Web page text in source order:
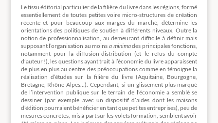
Le tissu éditorial particulier de la filière du livre dans les régions, formé
essentiellement de toutes petites voire micro-structures de création
récente et pour beaucoup aux marges du marché, détermine les
orientations des politiques de soutien à différents niveaux. Outre la
notion de professionnalisation, au demeurant difficile à définir mais
supposant l’organisation au moins a minimades principales fonctions,
notamment pour la diffusion-distribution (et le refus du compte
d’auteur !), les questions ayant trait à l’économie du livre apparaissent
de plus en plus au centre des préoccupations comme en témoigne la
réalisation d’études sur la filière du livre (Aquitaine, Bourgogne,
Bretagne, Rhône-Alpes…). Cependant, si un glissement plus marqué
de l’intervention publique sur le terrain de l’économie a semblé se
dessiner (par exemple avec un dispositif d’aides dont les maisons
d’édition pourraient bénéficier en tant que petites entreprises), peu de
mesures concrètes, mis à part sur les volets formation, semblent avoir